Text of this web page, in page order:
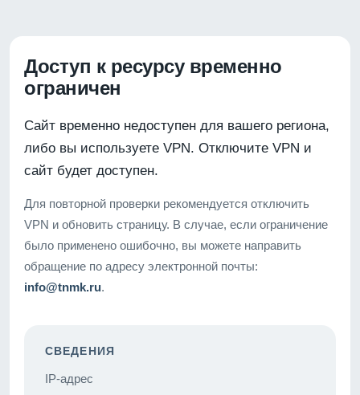
Доступ к ресурсу временно
ограничен
Сайт временно недоступен для вашего региона,
либо вы используете VPN. Отключите VPN и
сайт будет доступен.
Для повторной проверки рекомендуется отключить
VPN и обновить страницу. В случае, если ограничение
было применено ошибочно, вы можете направить
обращение по адресу электронной почты:
info@tnmk.ru.
СВЕДЕНИЯ
IP-адрес